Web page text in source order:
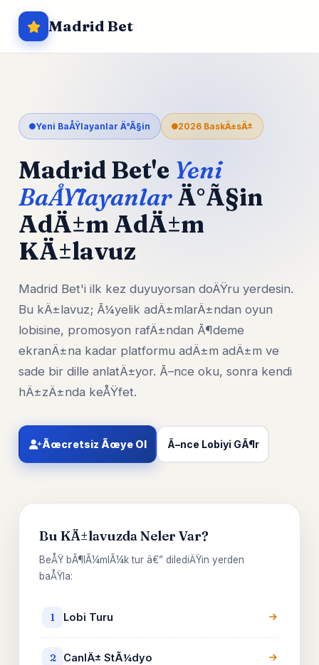
Madrid Bet
Yeni BaÅŸlayanlar Ä°Ã§in 2026 BaskÄ±sÄ±
Madrid Bet'e Yeni
BaÅŸlayanlarÄ°Ã§in
AdÄ±m AdÄ±m
KÄ±lavuz
Madrid Bet'i ilk kez duyuyorsan doÄŸru yerdesin.
Bu kÄ±lavuz; Ã¼yelik adÄ±mlarÄ±ndan oyun
lobisine, promosyon rafÄ±ndan Ã¶deme
ekranÄ±na kadar platformu adÄ±m adÄ±m ve
sade bir dille anlatÄ±yor. Ã–nce oku, sonra kendi
hÄ±zÄ±nda keÅŸfet.
Ãœcretsiz Ãœye Ol Ã–nce Lobiyi GÃ¶r
Bu KÄ±lavuzda Neler Var?
BeÅŸ bÃ¶lÃ¼mlÃ¼k tur â€” dilediÄŸin yerden
baÅŸla:
1 Lobi Turu
2 CanlÄ± StÃ¼dyo